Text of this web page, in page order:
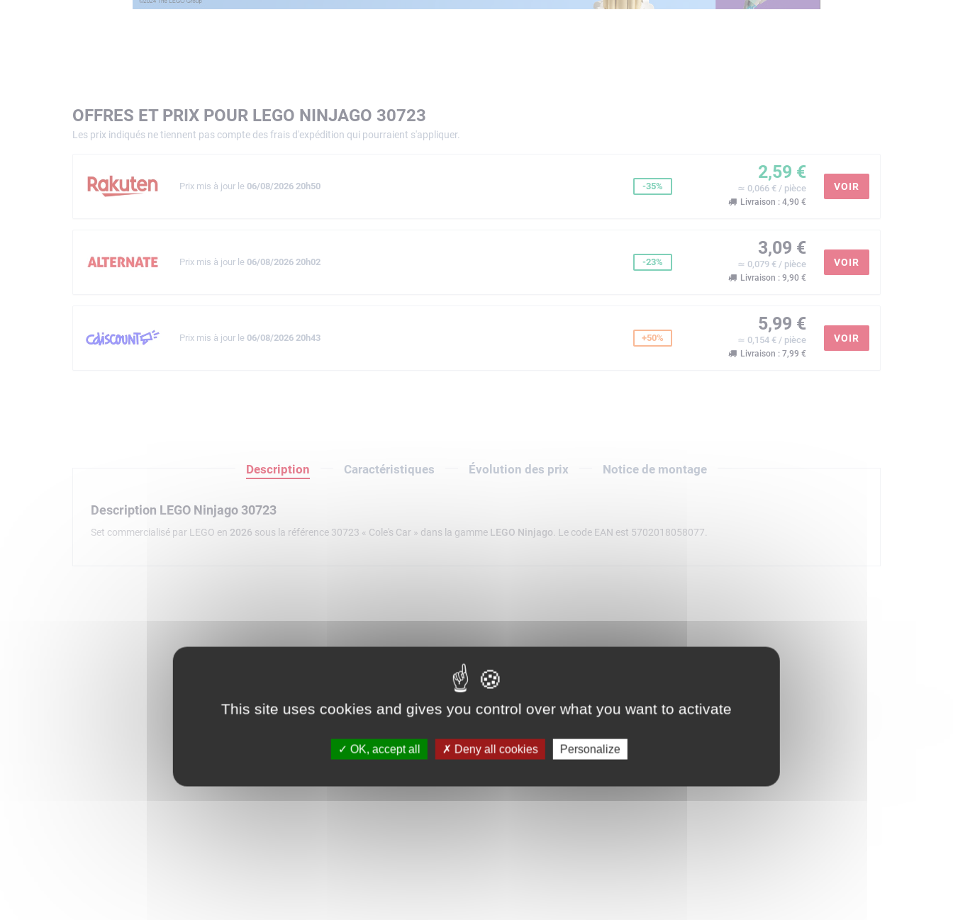
OFFRES ET PRIX POUR LEGO NINJAGO 30723
Les prix indiqués ne tiennent pas compte des frais d'expédition qui pourraient s'appliquer.
Prix mis à jour le 06/08/2026 20h50 -35%
2,59 €
≃ 0,066 € / pièce
Livraison : 4,90 €
VOIR
Prix mis à jour le 06/08/2026 20h02 -23%
3,09 €
≃ 0,079 € / pièce
Livraison : 9,90 €
VOIR
Prix mis à jour le 06/08/2026 20h43 +50%
5,99 €
≃ 0,154 € / pièce
Livraison : 7,99 €
VOIR
Description Caractéristiques Évolution des prix Notice de montage
Description LEGO Ninjago 30723
Set commercialisé par LEGO en 2026 sous la référence 30723 « Cole's Car » dans la gamme LEGO Ninjago . Le code EAN est 5702018058077.
This site uses cookies and gives you control over what you want to activate
OK, accept all Deny all cookies Personalize